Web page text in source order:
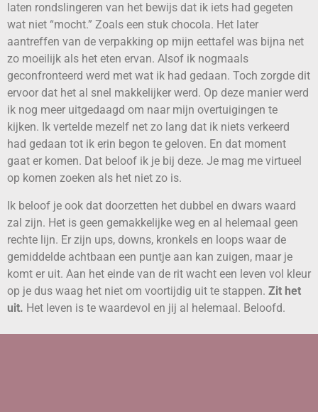
laten rondslingeren van het bewijs dat ik iets had gegeten
wat niet “mocht.” Zoals een stuk chocola. Het later
aantreffen van de verpakking op mijn eettafel was bijna net
zo moeilijk als het eten ervan. Alsof ik nogmaals
geconfronteerd werd met wat ik had gedaan. Toch zorgde dit
ervoor dat het al snel makkelijker werd. Op deze manier werd
ik nog meer uitgedaagd om naar mijn overtuigingen te
kijken. Ik vertelde mezelf net zo lang dat ik niets verkeerd
had gedaan tot ik erin begon te geloven. En dat moment
gaat er komen. Dat beloof ik je bij deze. Je mag me virtueel
op komen zoeken als het niet zo is.
Ik beloof je ook dat doorzetten het dubbel en dwars waard
zal zijn. Het is geen gemakkelijke weg en al helemaal geen
rechte lijn. Er zijn ups, downs, kronkels en loops waar de
gemiddelde achtbaan een puntje aan kan zuigen, maar je
komt er uit. Aan het einde van de rit wacht een leven vol kleur
op je dus waag het niet om voortijdig uit te stappen. Zit het
uit. Het leven is te waardevol en jij al helemaal. Beloofd.